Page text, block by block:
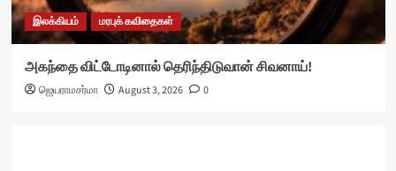
இலக்கியம் மரபுக் கவிதைகள்
அகந்தை விட்டோடினால் தெரிந்திடுவான் சிவனாய்!
ஜெயராமசர்மா August 3, 2026 0